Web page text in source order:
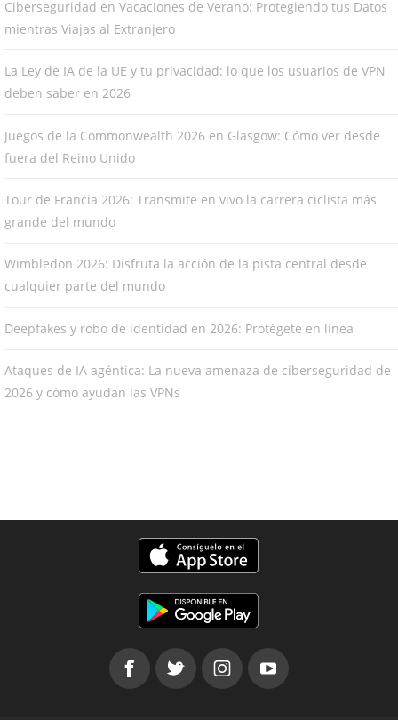
Ciberseguridad en Vacaciones de Verano: Protegiendo tus Datos
mientras Viajas al Extranjero
La Ley de IA de la UE y tu privacidad: lo que los usuarios de VPN
deben saber en 2026
Juegos de la Commonwealth 2026 en Glasgow: Cómo ver desde
fuera del Reino Unido
Tour de Francia 2026: Transmite en vivo la carrera ciclista más
grande del mundo
Wimbledon 2026: Disfruta la acción de la pista central desde
cualquier parte del mundo
Deepfakes y robo de identidad en 2026: Protégete en línea
Ataques de IA agéntica: La nueva amenaza de ciberseguridad de
2026 y cómo ayudan las VPNs